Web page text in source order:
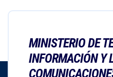
MINISTERIO DE
INFORMACIÓN Y